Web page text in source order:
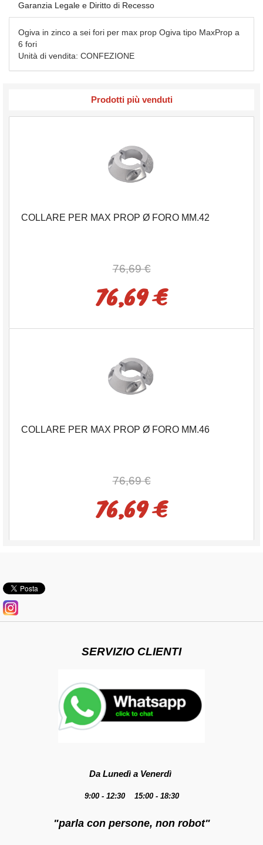
Garanzia Legale e Diritto di Recesso
Ogiva in zinco a sei fori per max prop Ogiva tipo MaxProp a
6 fori
Unità di vendita: CONFEZIONE
Prodotti più venduti
COLLARE PER MAX PROP Ø FORO MM.42
76,69 €
76,69 €
COLLARE PER MAX PROP Ø FORO MM.46
76,69 €
76,69 €
SERVIZIO CLIENTI
Da Lunedì a Venerdì
9:00 - 12:30 15:00 - 18:30
"parla con persone, non robot"